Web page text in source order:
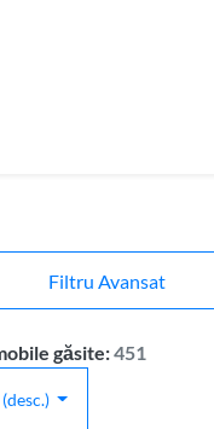
Filtru Avansat
găsite:451